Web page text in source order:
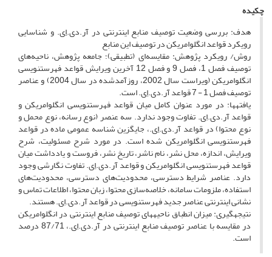
چکیده
هدف: بررسی وضعیت توصیف منابع اینترنتی در آر.دی.اِِی. و شناسایی
رویکرد قواعد انگلوامریکن در توصیف این منابع
روش/ رویکرد پژوهش: مقایسه‌ای (تطبیقی)؛ جامعه پژوهش، ناحیه‌های
توصیف فصل 1، فصل 9 و فصل 12 آخرین ویرایش قواعد فهرستنویسی
انگلوامریکن (ویراست سال 2002، روزآمدشده در سال 2004) و عناصر
توصیف فصل 1 - 7 قواعد آر.دی.اِِی. است.
یافته­ها: در مورد عنوان کامل میان قواعد فهرستنویسی انگلوامریکن و
قواعد آر.دی.اِی. تفاوت وجود ندارد. سه عنصر (نوع رسانه، نوع محمل و
نوع محتوا) در قواعد آر.دی.اِِی.، جایگزین شناسه عمومی ماده در قواعد
فهرستنویسی انگلوامریکن شده است. در مورد شرح مسئولیت، شرح
ویرایش، اندازه، محل نشر، نام ناشر، تاریخ نشر، فروست و یادداشت میان
قواعد فهرستنویسی انگلوامریکن و قواعد آر.دی.اِِی. تفاوت نگارشی وجود
دارد. عناصر شرایط دسترسی، محدودیت‌های دسترسی، محدودیت‌های
استفاده، ملزومات سامانه، خلاصه‌سازی محتوا، زبان محتوا، اطلاعات تماس و
نشانی اینترنتی عناصر جدید فهرستنویسی در قواعد آر.دی.اِی. هستند.
نتیجه­گیری: میزان انطباق ناحیه­های توصیف منابع اینترنتی در انگلوامریکن
در مقایسه با عناصر توصیف منابع اینترنتی در آر.دی.اِی.، 87/71 درصد
است.